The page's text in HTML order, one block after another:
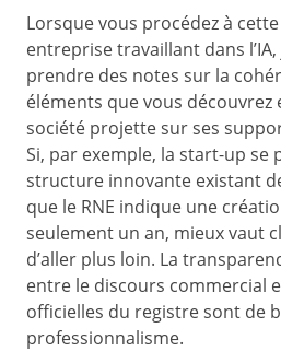
Lorsque vous procédez à
entreprise travaillant dans
prendre des notes sur la
éléments que vous découvrez
société projette sur ses
Si, par exemple, la start-up se
structure innovante existant
que le RNE indique une
seulement un an, mieux vaut
d’aller plus loin. La
entre le discours commercial
officielles du registre sont de
professionnalisme.